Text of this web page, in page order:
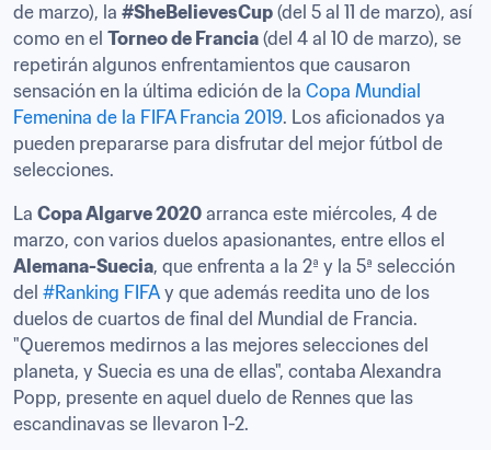
de marzo), la #SheBelievesCup (del 5 al 11 de marzo), así
como en el Torneo de Francia (del 4 al 10 de marzo), se
repetirán algunos enfrentamientos que causaron
sensación en la última edición de la Copa Mundial
Femenina de la FIFA Francia 2019. Los aficionados ya
pueden prepararse para disfrutar del mejor fútbol de
selecciones.
La Copa Algarve 2020 arranca este miércoles, 4 de
Alemana-Suecia, que enfrenta a la 2ª y la 5ª selección
del #Ranking FIFA y que además reedita uno de los
duelos de cuartos de final del Mundial de Francia.
"Queremos medirnos a las mejores selecciones del
planeta, y Suecia es una de ellas", contaba Alexandra
Popp, presente en aquel duelo de Rennes que las
escandinavas se llevaron 1-2.